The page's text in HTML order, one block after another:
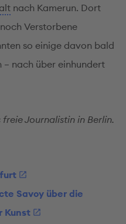
nach Kamerun. Dort
Verstorbene
so einige davon bald
– nach über einhundert
Journalistin in Berlin.
Savoy über die
Kunst